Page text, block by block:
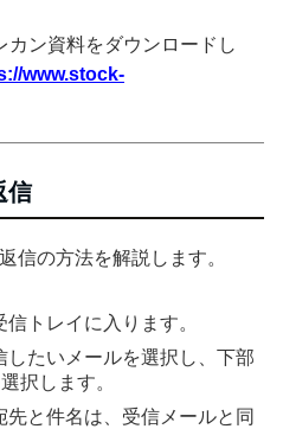
ン資料をダウンロードし
www.stock-
信
信の方法を解説します。
トレイに入ります。
したいメールを選択し、下部
択します。
と件名は、受信メールと同